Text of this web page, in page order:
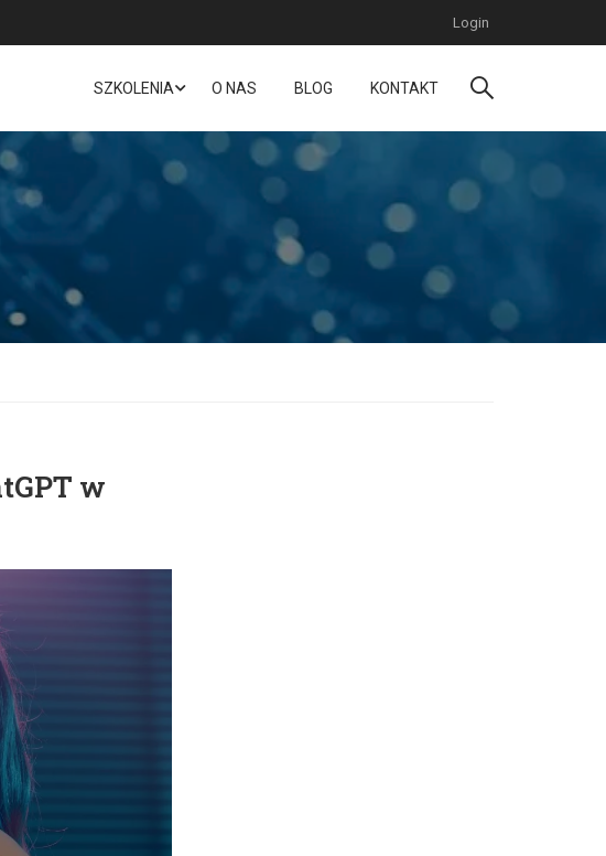
Login
SZKOLENIA O NAS BLOG KONTAKT
w